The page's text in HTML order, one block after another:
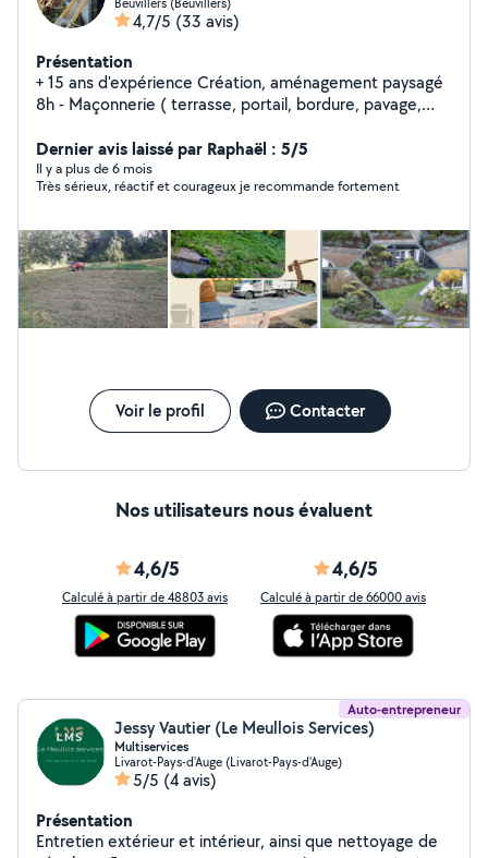
4,7/5 (33 avis)
Présentation
+ 15 ans d'expérience Création, aménagement paysagé
8h - Maçonnerie ( terrasse, portail, bordure, pavage,
talutage, bassin, tranché...) - Aménagement ( allée,
massif, enrochement, clôture, terrain de pétanque...) -
Entretien ( tonte, débrousaillage, broyage...) +
Tout types de bricolage N'hésitez pas pour quelconques
questions. Avec grand plaisir pour vous conseiller.
Cordialement Sébastien
Dernier avis laissé par Raphaël : 5/5
Il y a plus de 6 mois
Très sérieux, réactif et courageux je recommande fortement
Voir le profil Contacter
Nos utilisateurs nous évaluent
4,6/5
Calculé à partir de 48803 avis
4,6/5
Calculé à partir de 66000 avis
Auto-entrepreneur
Jessy Vautier (Le Meullois Services)
Multiservices
Livarot-Pays-d'Auge (Livarot-Pays-d'Auge)
5/5 (4 avis)
Présentation
Entretien extérieur et intérieur, ainsi que nettoyage de